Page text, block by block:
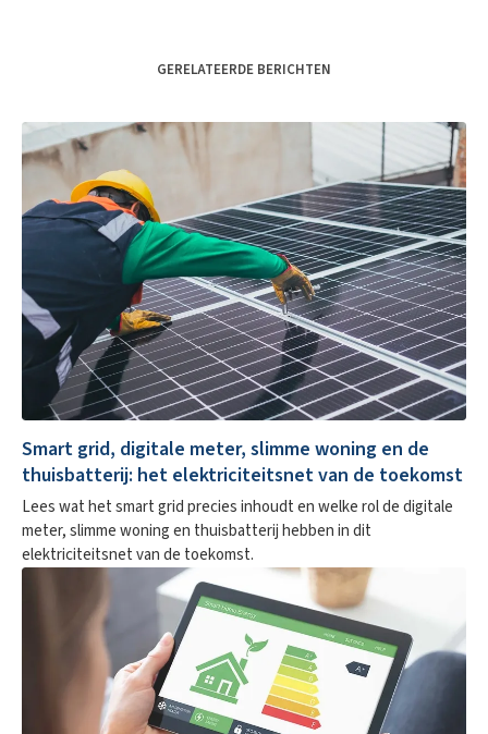
GERELATEERDE BERICHTEN
Smart grid, digitale meter, slimme woning en de
thuisbatterij: het elektriciteitsnet van de toekomst
Lees wat het smart grid precies inhoudt en welke rol de digitale
meter, slimme woning en thuisbatterij hebben in dit
elektriciteitsnet van de toekomst.